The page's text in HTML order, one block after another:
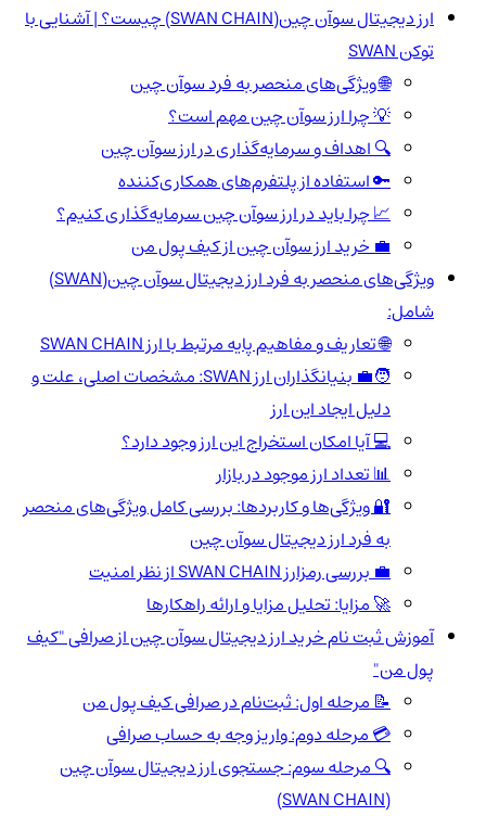
ارز دیجیتال سوآن چین(SWAN CHAIN) چیست؟ | آشنایی با
توکن SWAN
🌐 ویژگی‌های منحصر به فرد سوآن چین
💡 چرا ارز سوآن چین مهم است؟
🔍 اهداف و سرمایه‌گذاری در ارز سوآن چین
🔑 استفاده از پلتفرم‌های همکاری‌کننده
📈 چرا باید در ارز سوآن چین سرمایه‌گذاری کنیم؟
💼 خرید ارز سوآن چین از کیف پول من
ویژگی‌های منحصر به فرد ارز دیجیتال سوآن چین(SWAN)
شامل:
🌐 تعاریف و مفاهیم پایه مرتبط با ارز SWAN CHAIN
🧑‍💼 بنیانگذاران ارز SWAN: مشخصات اصلی، علت و
دلیل ایجاد این ارز
💻 آیا امکان استخراج این ارز وجود دارد؟
📊 تعداد ارز موجود در بازار
🔐 ویژگی‌ها و کاربردها: بررسی کامل ویژگی‌های منحصر
به فرد ارز دیجیتال سوآن چین
💼 بررسی رمزارز SWAN CHAIN از نظر امنیت
🚀 مزایا: تحلیل مزایا و ارائه راهکارها
آموزش ثبت نام خرید ارز دیجیتال سوآن چین از صرافی "کیف
پول من"
📝 مرحله اول: ثبت‌نام در صرافی کیف پول من
💳 مرحله دوم: واریز وجه به حساب صرافی
🔍 مرحله سوم: جستجوی ارز دیجیتال سوآن چین